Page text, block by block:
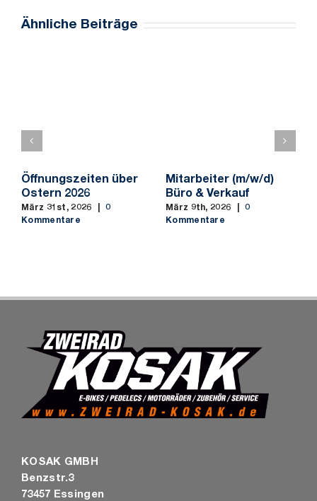
Ähnliche Beiträge
Öffnungszeiten über
Ostern 2026
März 31st, 2026
0
Kommentare
Mitarbeiter (m/w/d)
Büro & Verkauf
März 9th, 2026
0
Kommentare
KOSAK GMBH
Benzstr.3
73457 Essingen